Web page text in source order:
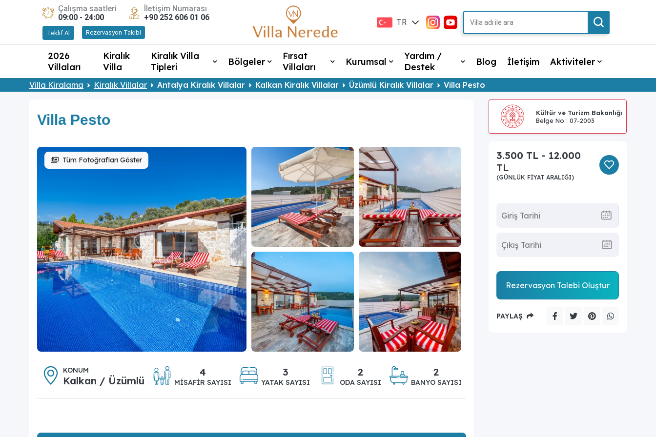
Çalışma saatleri
09:00 - 24:00
İletişim Numarası
+90 252 606 01 06
Teklif Al Rezervasyon Takibi
TR
EN
2026
Villaları
Kiralık
Villa
Kiralık Villa
Tipleri
Bölgeler
Fırsat
Villaları
Kurumsal
Yardım /
Destek
Blog İletişim Aktiviteler
Villa Kiralama Kiralık Villalar Antalya Kiralık Villalar Kalkan Kiralık Villalar Üzümlü Kiralık Villalar Villa Pesto
Villa Pesto
Tüm Fotoğrafları Göster
KONUM
Kalkan / Üzümlü
4
MISAFIR SAYISI
3
YATAK SAYISI
2
ODA SAYISI
2
BANYO SAYISI
Kültür ve Turizm Bakanlığı
Belge No : 07-2003
3.500 TL - 12.000
TL
(GÜNLÜK FIYAT ARALIĞI)
Rezervasyon Talebi Oluştur
PAYLAŞ